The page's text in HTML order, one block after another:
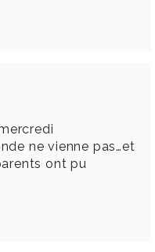
ne vienne pas…et
ont pu